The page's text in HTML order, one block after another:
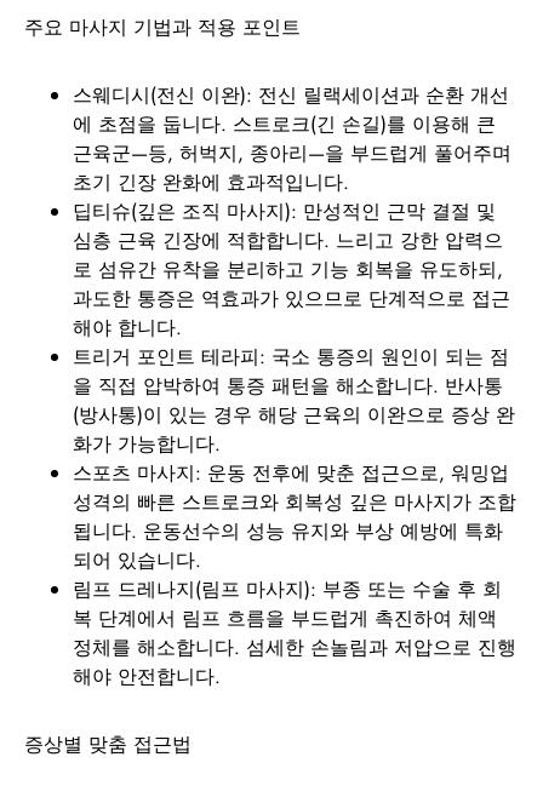
주요 마사지 기법과 적용 포인트
스웨디시(전신 이완): 전신 릴랙세이션과 순환 개선
에 초점을 둡니다. 스트로크(긴 손길)를 이용해 큰
근육군—등, 허벅지, 종아리—을 부드럽게 풀어주며
초기 긴장 완화에 효과적입니다.
딥티슈(깊은 조직 마사지): 만성적인 근막 결절 및
심층 근육 긴장에 적합합니다. 느리고 강한 압력으
로 섬유간 유착을 분리하고 기능 회복을 유도하되,
과도한 통증은 역효과가 있으므로 단계적으로 접근
해야 합니다.
트리거 포인트 테라피: 국소 통증의 원인이 되는 점
을 직접 압박하여 통증 패턴을 해소합니다. 반사통
(방사통)이 있는 경우 해당 근육의 이완으로 증상 완
화가 가능합니다.
스포츠 마사지: 운동 전후에 맞춘 접근으로, 워밍업
성격의 빠른 스트로크와 회복성 깊은 마사지가 조합
됩니다. 운동선수의 성능 유지와 부상 예방에 특화
되어 있습니다.
림프 드레나지(림프 마사지): 부종 또는 수술 후 회
복 단계에서 림프 흐름을 부드럽게 촉진하여 체액
정체를 해소합니다. 섬세한 손놀림과 저압으로 진행
해야 안전합니다.
증상별 맞춤 접근법